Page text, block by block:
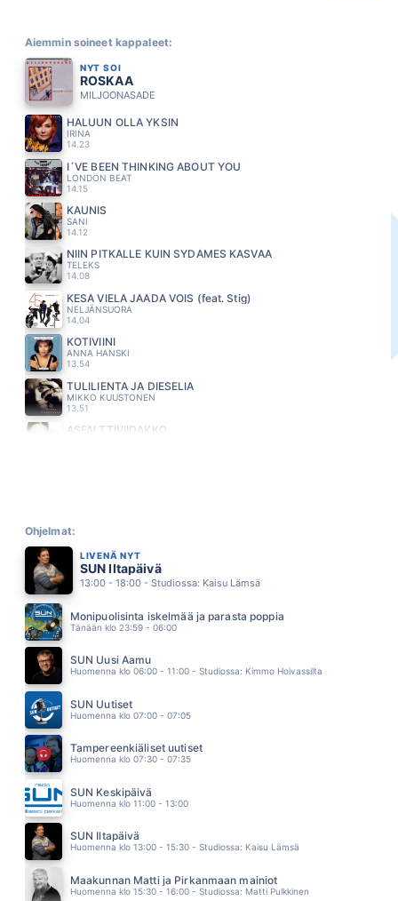
Aiemmin soineet kappaleet:
NYT SOI
ROSKAA
MILJOONASADE
HALUUN OLLA YKSIN
IRINA
14.23
I´VE BEEN THINKING ABOUT YOU
LONDON BEAT
14.15
KAUNIS
SANI
14.12
NIIN PITKÄLLE KUIN SYDÄMES KASVAA
TELEKS
14.08
KESÄ VIELÄ JÄÄDÄ VOIS (feat. Stig)
NELJÄNSUORA
14.04
KOTIVIINI
ANNA HANSKI
13.54
TULILIENTA JA DIESELIA
MIKKO KUUSTONEN
13.51
ASFALTTIVIIDAKKO
ED SHEERAN
EI KUKAAN TUU SULTA TUNTUMAAN
LAURI TÄHKÄ
13.27
TAUSKI
13.23
ELLINOORA
13.16
ERIC CLAPTON
13.12
ANNIKA EKLUND
13.09
EROS RAMAZZOTTI
13.04
KATRI HELENA
12.56
ANNA PUU
12.53
Ohjelmat:
LIVENÄ NYT
SUN Iltapäivä
13:00 - 18:00 - Studiossa: Kaisu Lämsä
Monipuolisinta iskelmää ja parasta poppia
Tänään klo 23:59 - 06:00
SUN Uusi Aamu
Huomenna klo 06:00 - 11:00 - Studiossa: Kimmo Hoivassilta
SUN Uutiset
Huomenna klo 07:00 - 07:05
Tampereenkiäliset uutiset
Huomenna klo 07:30 - 07:35
SUN Keskipäivä
Huomenna klo 11:00 - 13:00
SUN Iltapäivä
Huomenna klo 13:00 - 15:30 - Studiossa: Kaisu Lämsä
Maakunnan Matti ja Pirkanmaan mainiot
Huomenna klo 15:30 - 16:00 - Studiossa: Matti Pulkkinen